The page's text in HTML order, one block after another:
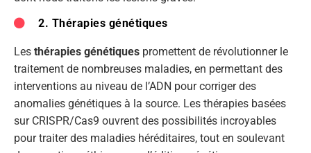
2. Thérapies génétiques
Les thérapies génétiques promettent de révolutionner le
traitement de nombreuses maladies, en permettant des
interventions au niveau de l’ADN pour corriger des
anomalies génétiques à la source. Les thérapies basées
sur CRISPR/Cas9 ouvrent des possibilités incroyables
pour traiter des maladies héréditaires, tout en soulevant